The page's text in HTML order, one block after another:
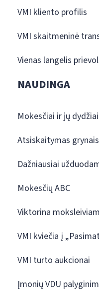
VMI kliento profilis
VMI skaitmeninė
Vienas langelis
NAUDINGA
Mokesčiai ir jų dydžiai
Atsiskaitymas
Dažniausiai
Mokesčių ABC
Viktorina
VMI kviečia į
VMI turto aukcionai
Įmonių VDU